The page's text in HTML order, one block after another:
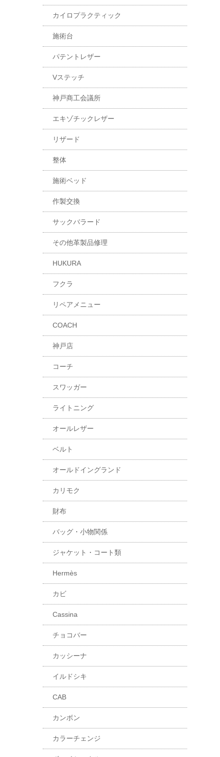
カイロプラクティック
施術台
パテントレザー
Vステッチ
神戸商工会議所
エキゾチックレザー
リザード
整体
施術ベッド
作製交換
サックバラード
その他革製品修理
HUKURA
フクラ
リペアメニュー
COACH
神戸店
コーチ
スワッガー
ライトニング
オールレザー
ベルト
オールドイングランド
カリモク
財布
バッグ・小物関係
ジャケット・コート類
Hermès
カビ
Cassina
チョコバー
カッシーナ
イルドシキ
CAB
カンボン
カラーチェンジ